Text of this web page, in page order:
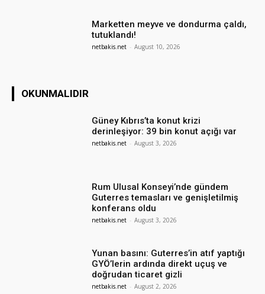
Marketten meyve ve dondurma çaldı,
tutuklandı!
netbakis.net - August 10, 2026
OKUNMALIDIR
Güney Kıbrıs’ta konut krizi
derinleşiyor: 39 bin konut açığı var
netbakis.net - August 3, 2026
Rum Ulusal Konseyi’nde gündem
Guterres temasları ve genişletilmiş
konferans oldu
netbakis.net - August 3, 2026
Yunan basını: Guterres’in atıf yaptığı
GYÖ’lerin ardında direkt uçuş ve
doğrudan ticaret gizli
netbakis.net - August 2, 2026